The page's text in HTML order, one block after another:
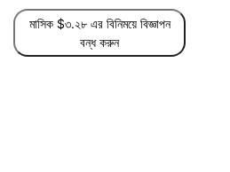
মাসিক $৩.২৮ এর বিনিময়ে বিজ্ঞাপন
বন্ধ করুন